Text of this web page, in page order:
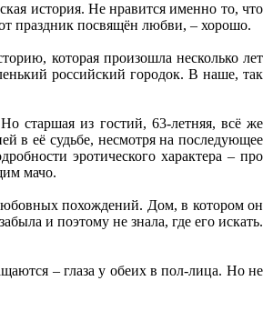
история. Не нравится именно то, что
праздник посвящён любви, – хорошо.
которая произошла несколько лет
российский городок. В наше, так
старшая из гостий, 63-летняя, всё же
в её судьбе, несмотря на последующее
эротического характера – про
мачо.
похождений. Дом, в котором он
и поэтому не знала, где его искать.
– глаза у обеих в пол-лица. Но не